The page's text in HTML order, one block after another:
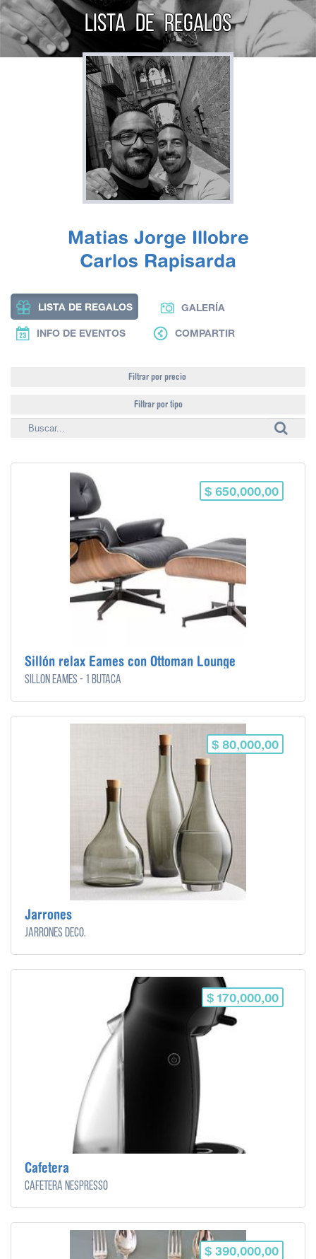
LISTA DE REGALOS
Matias Jorge Illobre
Carlos Rapisarda
LISTA DE REGALOS GALERÍA
INFO DE EVENTOS COMPARTIR
Filtrar por precio
Filtrar por tipo
$ 650,000,00
Sillón relax Eames con Ottoman Lounge
Sillón Eames - 1 butaca
$ 80,000,00
Jarrones
Jarrones Deco.
$ 170,000,00
Cafetera
Cafetera Nespresso
$ 390,000,00